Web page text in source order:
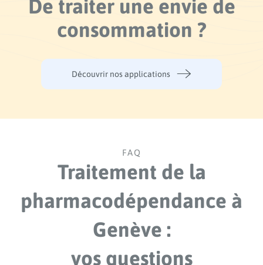
De traiter une envie de
consommation ?
Découvrir nos applications
FAQ
Traitement de la
pharmacodépendance à
Genève :
vos questions